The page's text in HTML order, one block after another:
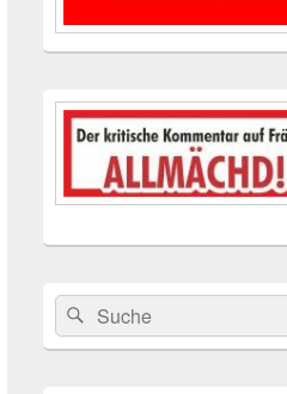
Suchen
nach:
Suchen